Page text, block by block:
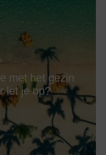
met het gezin
let je op?